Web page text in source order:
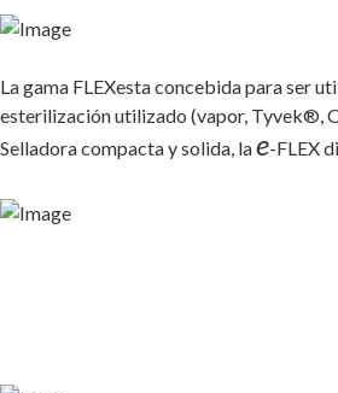
La gama FLEXesta concebida para ser
esterilización utilizado (vapor, Tyvek®,
Selladora compacta y solida, lae-FLEX